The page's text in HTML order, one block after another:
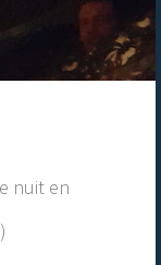
nuit en